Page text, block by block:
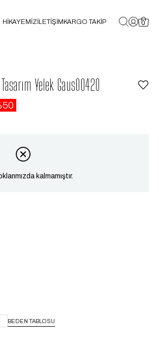
HİKAYEMİZİLETİŞİMKARGO TAKİP 0
Yelek Gaus00420
50
kalmamıştır.
BEDEN TABLOSU